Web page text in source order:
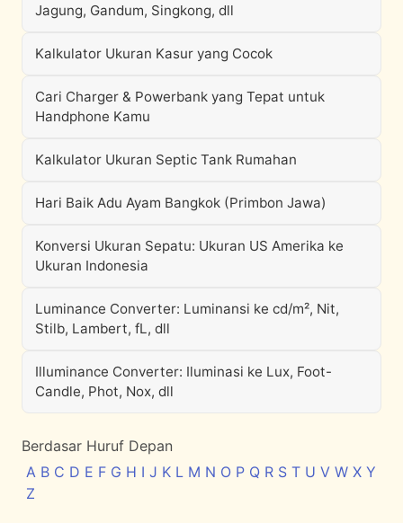
Jagung, Gandum, Singkong, dll
Kalkulator Ukuran Kasur yang Cocok
Cari Charger & Powerbank yang Tepat untuk
Handphone Kamu
Kalkulator Ukuran Septic Tank Rumahan
Hari Baik Adu Ayam Bangkok (Primbon Jawa)
Konversi Ukuran Sepatu: Ukuran US Amerika ke
Ukuran Indonesia
Luminance Converter: Luminansi ke cd/m², Nit,
Stilb, Lambert, fL, dll
Illuminance Converter: Iluminasi ke Lux, Foot-
Candle, Phot, Nox, dll
Berdasar Huruf Depan
A B C D E F G H I J K L M N O P Q R S T U V W X Y
Z